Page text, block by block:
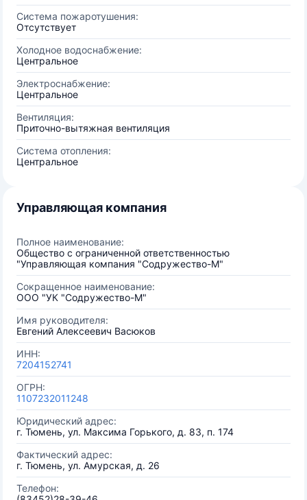
Система пожаротушения:
Отсутствует
Холодное водоснабжение:
Центральное
Электроснабжение:
Центральное
Вентиляция:
Приточно-вытяжная вентиляция
Система отопления:
Центральное
Управляющая компания
Полное наименование:
Общество с ограниченной ответственностью
"Управляющая компания "Содружество-М"
Сокращенное наименование:
ООО "УК "Содружество-М"
Имя руководителя:
Евгений Алексеевич Васюков
ИНН:
7204152741
ОГРН:
1107232011248
Юридический адрес:
г. Тюмень, ул. Максима Горького, д. 83, п. 174
Фактический адрес:
г. Тюмень, ул. Амурская, д. 26
Телефон: